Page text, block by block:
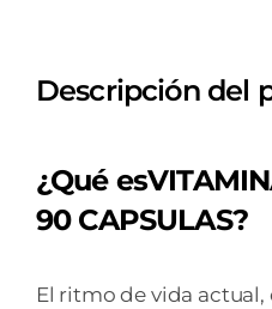
CAPSULAS
Descripción del
¿Qué
90 CAPSULAS?
El ritmo de vida actual,